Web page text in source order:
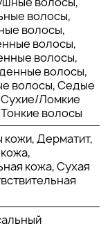
и аргановое
сухостью и
легкое сияние и
и
капель масла на
нажатия.)
нанесите его
на
волосы,
волосы,
волосы,
волосы,
волосы,
волосы, Седые
Ломкие
волосы
кожи, Дерматит,
кожа, Сухая